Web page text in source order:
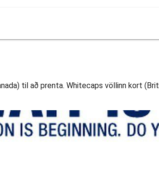
til að prenta. Whitecaps völlinn kort